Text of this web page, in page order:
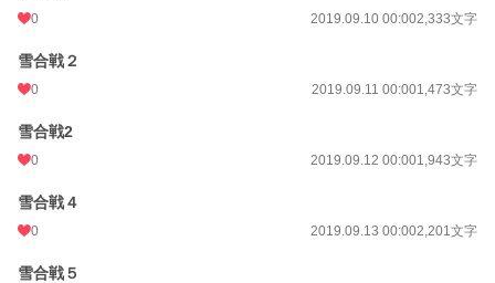
0 2019.09.10 00:002,333文字
雪合戦２
0 2019.09.11 00:001,473文字
雪合戦2
0 2019.09.12 00:001,943文字
雪合戦４
0 2019.09.13 00:002,201文字
雪合戦５